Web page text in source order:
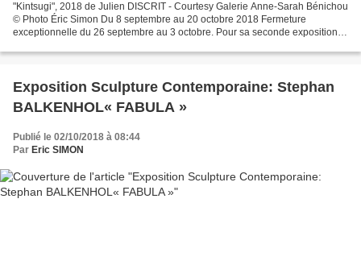
"Kintsugi", 2018 de Julien DISCRIT - Courtesy Galerie Anne-Sarah Bénichou
© Photo Éric Simon Du 8 septembre au 20 octobre 2018 Fermeture
exceptionnelle du 26 septembre au 3 octobre. Pour sa seconde exposition à
Exposition Sculpture Contemporaine: Stephan
BALKENHOL« FABULA »
Publié le 02/10/2018 à 08:44
Par Eric SIMON